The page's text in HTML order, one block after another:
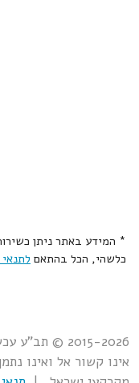
* המידע באתר ניתן
כלשהי, הכל בהתאם
2015-2026 ©
אינו קשור אל ואינו